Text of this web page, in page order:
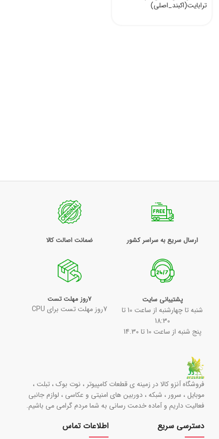
ترابایت(اکبند_اصلی)
ارسال سریع به سراسر کشور ضمانت اصالت کالا
پشتیبانی سایت
شنبه تا چهارشنبه از ساعت 10 تا
18:30
پنج شنبه از ساعت 10 تا 14.30
7روز مهلت تست
7روز مهلت تست برای CPU
فروشگاه آنزو کالا در زمینه ی قطعات کامپیوتر ، نوت بوک ، تبلت ،
موبایل ، سرور ، شبکه ، دوربین های امنیتی و عکاسی ، لوازم جانبی
فعالیت داریم و آماده خدمت رسانی به شما مردم گرامی می باشیم.
دسترسی سریع اطلاعات تماس